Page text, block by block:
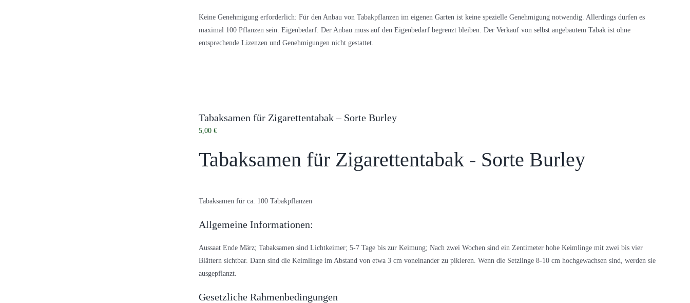
Keine Genehmigung erforderlich: Für den Anbau von Tabakpflanzen im eigenen Garten ist keine spezielle Genehmigung notwendig. Allerdings dürfen es
maximal 100 Pflanzen sein. Eigenbedarf: Der Anbau muss auf den Eigenbedarf begrenzt bleiben. Der Verkauf von selbst angebautem Tabak ist ohne
entsprechende Lizenzen und Genehmigungen nicht gestattet.
Tabaksamen für Zigarettentabak – Sorte Burley
5,00 €
Tabaksamen für Zigarettentabak - Sorte Burley
Tabaksamen für ca. 100 Tabakpflanzen
Allgemeine Informationen:
Aussaat Ende März; Tabaksamen sind Lichtkeimer; 5-7 Tage bis zur Keimung; Nach zwei Wochen sind ein Zentimeter hohe Keimlinge mit zwei bis vier
Blättern sichtbar. Dann sind die Keimlinge im Abstand von etwa 3 cm voneinander zu pikieren. Wenn die Setzlinge 8-10 cm hochgewachsen sind, werden sie
ausgepflanzt.
Gesetzliche Rahmenbedingungen